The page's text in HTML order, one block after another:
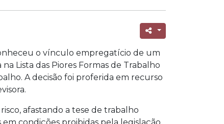
o vínculo empregatício de um
Lista das Piores Formas de Trabalho
A decisão foi proferida em recurso
afastando a tese de trabalho